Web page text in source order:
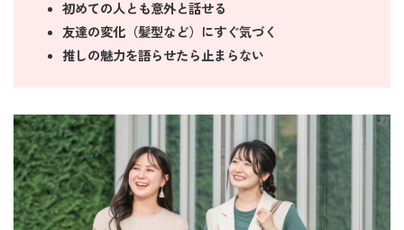
初めての人とも意外と話せる
友達の変化（髪型など）にすぐ気づく
推しの魅力を語らせたら止まらない